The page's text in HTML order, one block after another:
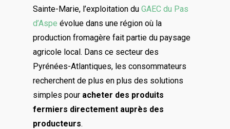
Sainte-Marie, l’exploitation du GAEC du Pas
d’Aspe évolue dans une région où la
production fromagère fait partie du paysage
agricole local. Dans ce secteur des
Pyrénées-Atlantiques, les consommateurs
recherchent de plus en plus des solutions
simples pour acheter des produits
fermiers directement auprès des
producteurs.